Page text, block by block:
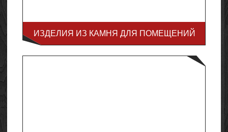
ИЗДЕЛИЯ ИЗ КАМНЯ ДЛЯ ПОМЕЩЕНИЙ